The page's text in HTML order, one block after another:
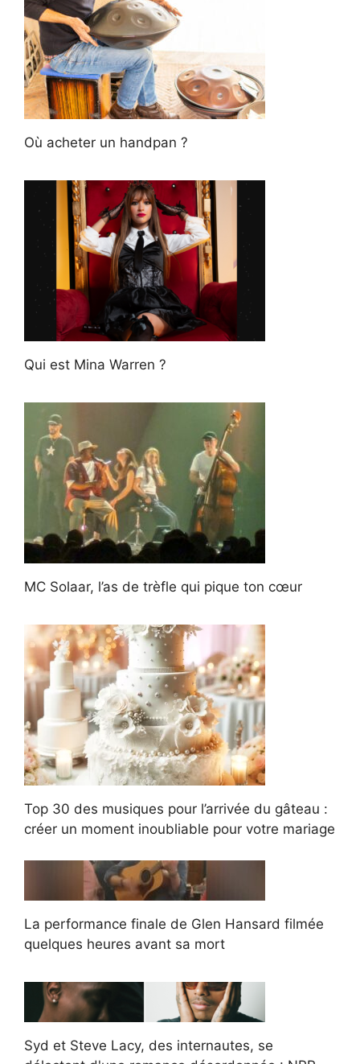
Où acheter un handpan ?
Qui est Mina Warren ?
MC Solaar, l’as de trèfle qui pique ton cœur
Top 30 des musiques pour l’arrivée du gâteau :
créer un moment inoubliable pour votre mariage
La performance finale de Glen Hansard filmée
quelques heures avant sa mort
Syd et Steve Lacy, des internautes, se